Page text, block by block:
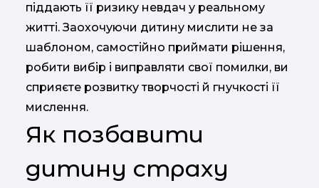
піддають її ризику невдач у реальному
житті. Заохочуючи дитину мислити не за
шаблоном, самостійно приймати рішення,
робити вибір і виправляти свої помилки, ви
сприяєте розвитку творчості й гнучкості її
мислення.
Як позбавити
дитину страху